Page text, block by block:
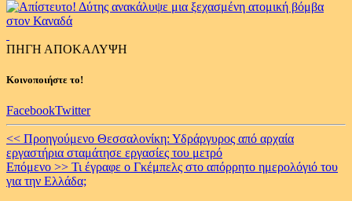
ΠΗΓΗ ΑΠΟΚΑΛΥΨΗ
Κοινοποιήστε το!
FacebookTwitter
Continue
Reading
<< Προηγούμενο Θεσσαλονίκη: Υδράργυρος από αρχαία
εργαστήρια σταμάτησε εργασίες του μετρό
Επόμενο >> Τι έγραφε ο Γκέμπελς στο απόρρητο ημερολόγιό του
για την Ελλάδα;